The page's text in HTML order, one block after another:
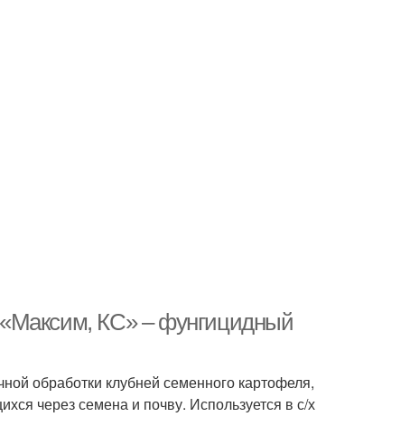
КС» – фунгицидный
обработки клубней семенного картофеля,
через семена и почву. Используется в с/х